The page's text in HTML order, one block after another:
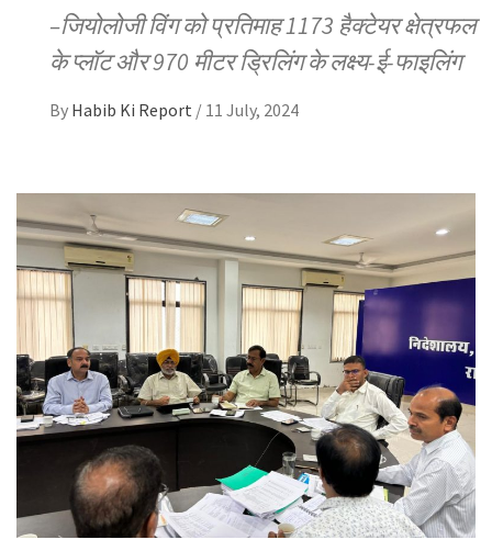
–जियोलोजी विंग को प्रतिमाह 1173 हैक्टेयर क्षेत्रफल
के प्लॉट और 970 मीटर ड्रिलिंग के लक्ष्य-ई-फाइलिंग
By Habib Ki Report / 11 July, 2024